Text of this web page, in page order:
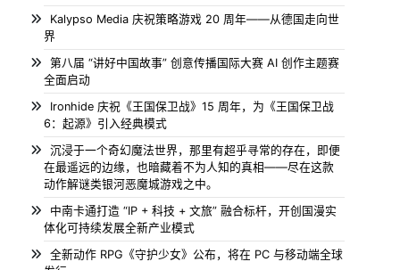
Kalypso Media 庆祝策略游戏 20 周年——从德国走向世
界
第八届 “讲好中国故事” 创意传播国际大赛 AI 创作主题赛
全面启动
Ironhide 庆祝《王国保卫战》15 周年，为《王国保卫战
6：起源》引入经典模式
沉浸于一个奇幻魔法世界，那里有超乎寻常的存在，即便
在最遥远的边缘，也暗藏着不为人知的真相——尽在这款
动作解谜类银河恶魔城游戏之中。
中南卡通打造 “IP + 科技 + 文旅” 融合标杆，开创国漫实
体化可持续发展全新产业模式
全新动作 RPG《守护少女》公布，将在 PC 与移动端全球